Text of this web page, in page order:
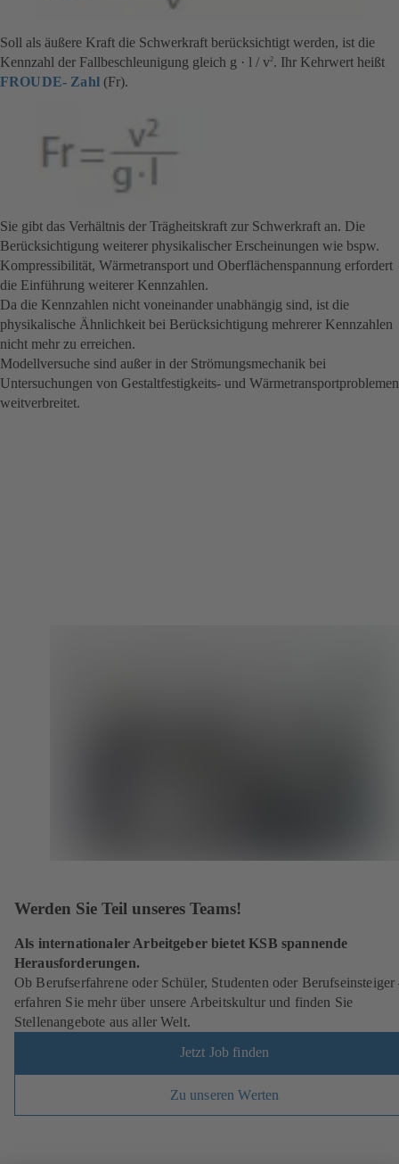
Soll als äußere Kraft die Schwerkraft berücksichtigt werden, ist die
Kennzahl der Fallbeschleunigung gleich g · l / v2. Ihr Kehrwert heißt
FROUDE- Zahl(Fr).
Sie gibt das Verhältnis der Trägheitskraft zur Schwerkraft an. Die
Berücksichtigung weiterer physikalischer Erscheinungen wie bspw.
Kompressibilität, Wärmetransport und Oberflächenspannung erfordert
die Einführung weiterer Kennzahlen.
Da die Kennzahlen nicht voneinander unabhängig sind, ist die
physikalische Ähnlichkeit bei Berücksichtigung mehrerer Kennzahlen
nicht mehr zu erreichen.
Modellversuche sind außer in der Strömungsmechanik bei
Untersuchungen von Gestaltfestigkeits- und Wärmetransportproblemen
weitverbreitet.
Werden Sie Teil unseres Teams!
Als internationaler Arbeitgeber bietet KSB spannende
Herausforderungen.
Ob Berufserfahrene oder Schüler, Studenten oder Berufseinsteiger
erfahren Sie mehr über unsere Arbeitskultur und finden Sie
Stellenangebote aus aller Welt.
Jetzt Job finden
Zu unseren Werten